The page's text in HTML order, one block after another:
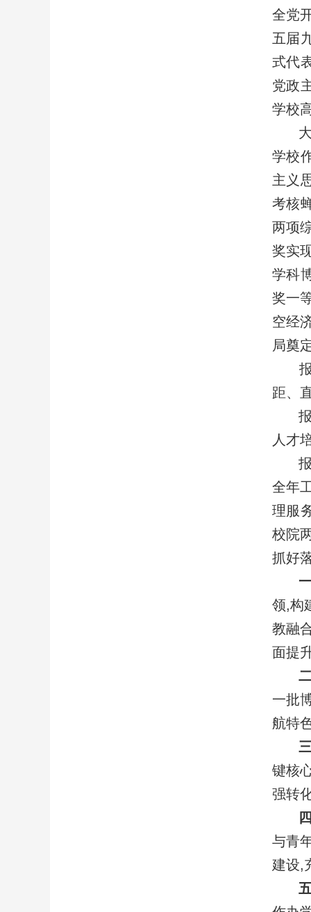
全党
五届
式代
党政
学校
学校
主义
考核
两项
奖实
学科
奖一
空经
局奠
距、
人才
全年
理服
校院
抓好
领,构
教融
面提
一批
航特
键核
强转
与青
建设,